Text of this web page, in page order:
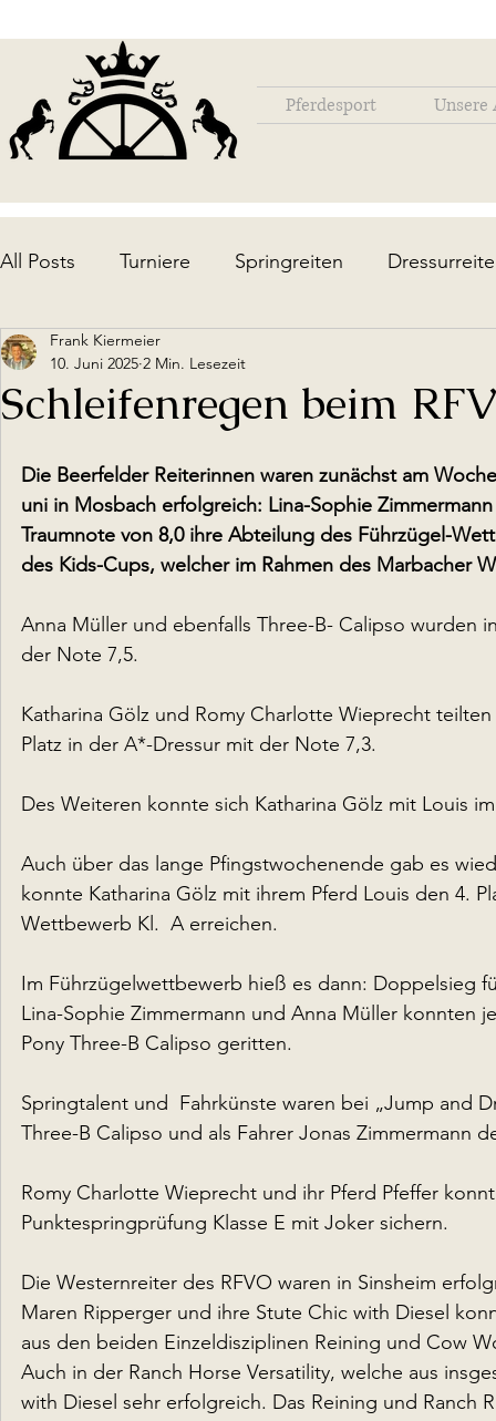
Pferdesport Unsere
All Posts Turniere Springreiten
Lehrgänge / Ausbildung
Schleifenregen beim
Frank Kiermeier
10. Juni 2025 2 Min. Lesezeit
Die Beerfelder Reiterinnen waren zunächst am
uni in Mosbach erfolgreich: Lina-Sophie
Traumnote von 8,0 ihre Abteilung des Führzügel-
des Kids-Cups, welcher im Rahmen des Marbacher
Anna Müller und ebenfalls Three-B- Calipso
der Note 7,5.
Katharina Gölz und Romy Charlotte Wieprecht
Platz in der A*-Dressur mit der Note 7,3.
Des Weiteren konnte sich Katharina Gölz mit Louis
Auch über das lange Pfingstwochenende gab es
konnte Katharina Gölz mit ihrem Pferd Louis den 4.
Wettbewerb Kl.  A erreichen.
Im Führzügelwettbewerb hieß es dann: Doppelsieg
Lina-Sophie Zimmermann und Anna Müller konnten
Pony Three-B Calipso geritten.
Springtalent und  Fahrkünste waren bei „Jump and
Three-B Calipso und als Fahrer Jonas Zimmermann
Romy Charlotte Wieprecht und ihr Pferd Pfeffer
Punktespringprüfung Klasse E mit Joker sichern.
Die Westernreiter des RFVO waren in Sinsheim
Maren Ripperger und ihre Stute Chic with Diesel
aus den beiden Einzeldisziplinen Reining und Cow
Auch in der Ranch Horse Versatility, welche aus
with Diesel sehr erfolgreich. Das Reining und